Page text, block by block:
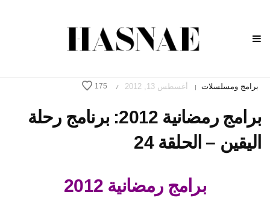
برامج ومسلسلات | أغسطس 13, 2012 /
175
برامج رمضانية 2012: برنامج رحلة
اليقين – الحلقة 24
برامج رمضانية 2012